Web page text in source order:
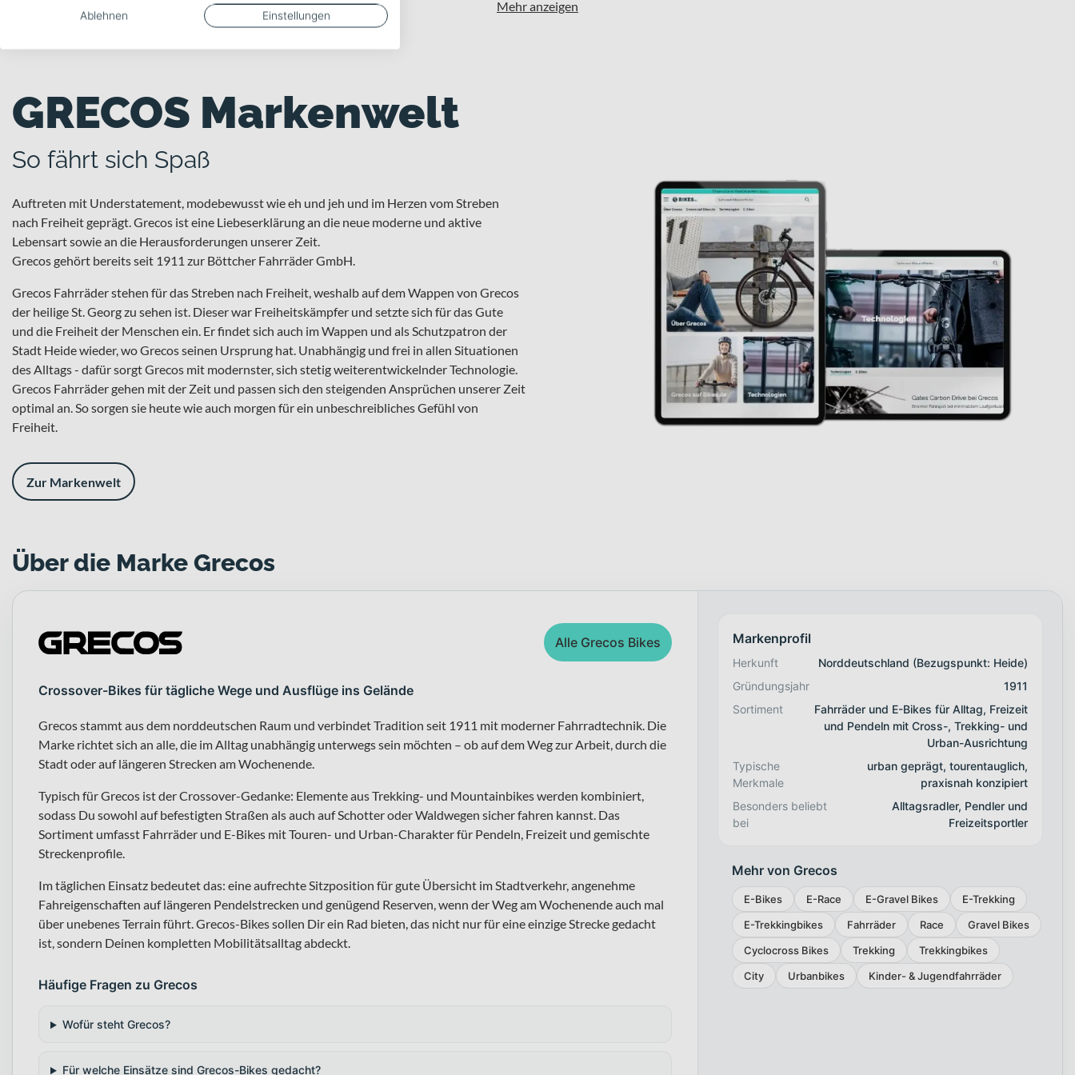
Mehr anzeigen
GRECOS Markenwelt
So fährt sich Spaß
Auftreten mit Understatement, modebewusst wie eh und jeh und im Herzen vom Streben
nach Freiheit geprägt. Grecos ist eine Liebeserklärung an die neue moderne und aktive
Lebensart sowie an die Herausforderungen unserer Zeit.
Grecos gehört bereits seit 1911 zur Böttcher Fahrräder GmbH.
Grecos Fahrräder stehen für das Streben nach Freiheit, weshalb auf dem Wappen von Grecos
der heilige St. Georg zu sehen ist. Dieser war Freiheitskämpfer und setzte sich für das Gute
und die Freiheit der Menschen ein. Er findet sich auch im Wappen und als Schutzpatron der
Stadt Heide wieder, wo Grecos seinen Ursprung hat. Unabhängig und frei in allen Situationen
des Alltags - dafür sorgt Grecos mit modernster, sich stetig weiterentwickelnder Technologie.
Grecos Fahrräder gehen mit der Zeit und passen sich den steigenden Ansprüchen unserer Zeit
optimal an. So sorgen sie heute wie auch morgen für ein unbeschreibliches Gefühl von
Freiheit.
Zur Markenwelt
Über die Marke Grecos
Alle Grecos Bikes
Crossover-Bikes für tägliche Wege und Ausflüge ins Gelände
Grecos stammt aus dem norddeutschen Raum und verbindet Tradition seit 1911 mit moderner Fahrradtechnik. Die
Marke richtet sich an alle, die im Alltag unabhängig unterwegs sein möchten – ob auf dem Weg zur Arbeit, durch die
Stadt oder auf längeren Strecken am Wochenende.
Typisch für Grecos ist der Crossover-Gedanke: Elemente aus Trekking- und Mountainbikes werden kombiniert,
sodass Du sowohl auf befestigten Straßen als auch auf Schotter oder Waldwegen sicher fahren kannst. Das
Sortiment umfasst Fahrräder und E-Bikes mit Touren- und Urban-Charakter für Pendeln, Freizeit und gemischte
Streckenprofile.
Im täglichen Einsatz bedeutet das: eine aufrechte Sitzposition für gute Übersicht im Stadtverkehr, angenehme
Fahreigenschaften auf längeren Pendelstrecken und genügend Reserven, wenn der Weg am Wochenende auch mal
über unebenes Terrain führt. Grecos-Bikes sollen Dir ein Rad bieten, das nicht nur für eine einzige Strecke gedacht
ist, sondern Deinen kompletten Mobilitätsalltag abdeckt.
Häufige Fragen zu Grecos
Wofür steht Grecos?
Für welche Einsätze sind Grecos-Bikes gedacht?
Markenprofil
Herkunft
Norddeutschland (Bezugspunkt: Heide)
Gründungsjahr
1911
Sortiment
Fahrräder und E-Bikes für Alltag, Freizeit
und Pendeln mit Cross-, Trekking- und
Urban-Ausrichtung
Typische
Merkmale
urban geprägt, tourentauglich,
praxisnah konzipiert
Besonders beliebt
bei
Alltagsradler, Pendler und
Freizeitsportler
Mehr von Grecos
E-Bikes E-Race E-Gravel Bikes
E-Trekking
E-Trekkingbikes
Fahrräder Race
Gravel Bikes
Cyclocross Bikes
Trekking
Trekkingbikes
City
Urbanbikes Kinder- & Jugendfahrräder
Ablehnen Einstellungen